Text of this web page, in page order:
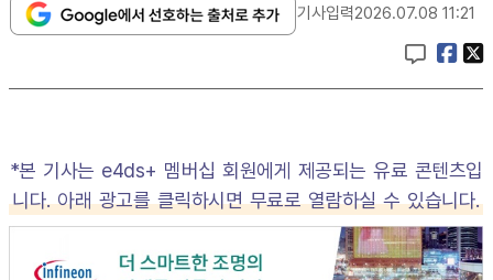
기사입력2026.07.08 11:21
*본 기사는 e4ds+ 멤버십 회원에게 제공되는 유료 콘텐츠입
니다. 아래 광고를 클릭하시면 무료로 열람하실 수 있습니다.